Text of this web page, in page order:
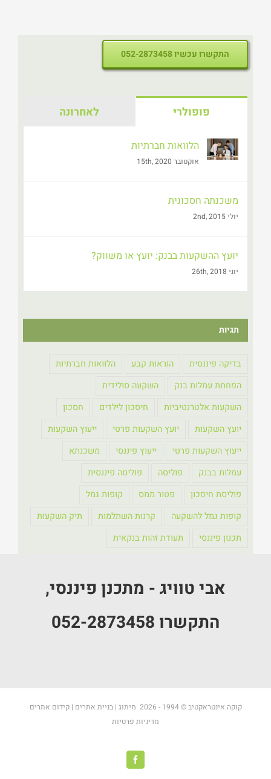
התקשרו עכשיו 052-2873458
פופולרי לאחרונה
הלוואות חברתיות
אוקטובר 15th, 2020
משכנתה חסכונית
יולי 2nd, 2015
יועץ ההשקעות בבנק: יועץ או משווק?
יוני 26th, 2018
תגיות
בדיקה פיננסית הוראות קבע
הלוואות חברתיות
הפחתת עמלות בנק
השקעה סולידית
השקעות אלטרנטיביות
חיסכון לילדים
חסכון
יועץ השקעות
יועץ השקעות פרטי
ייעוץ השקעות
ייעוץ השקעות פרטי
ייעוץ פיננסי
משכנתא
עמלות בבנק
פוליסה
פוליסה פיננסית
פוליסת חיסכון
פטור ממס
קופות גמל
קופות גמל להשקעה
קרנות השתלמות
תיק השקעות
תכנון פיננסי
תעודת זהות בנקאית
אבי טוויג - מתכנן פיננסי,
התקשרו 052-2873458
קוקה אינטראקטיב© 1994 -
2026 מיתוג |בניית אתרים |קידום אתרים
מדיניות פרטיות
Facebook